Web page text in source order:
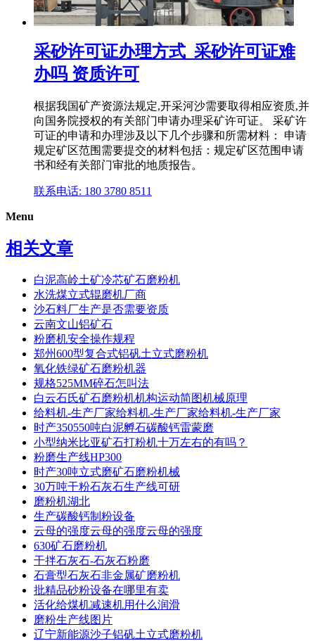
采砂许可证办理方式_采砂许可证难
办吗 资质许可
根据我国矿产资源法规定,开采河沙需要取得相应资质,并
向国务院授权的有关部门申请办理采矿许可证。 采矿许
可证的申请和办理涉及以下几个步骤和所需材料： 申请
规定矿区范围需要提交的材料包括：规定矿区范围申请
书和经有关部门审批的地质报告。
联系电话: 180 3780 8511
Menu
相关文章
白泥高岭土矿冷芯矿石磨粉机
水洗煤立式辊磨机厂商
沙石料厂生产是否需要资质
云南文山铝矿石
粉磨机安全操作规程
郑州600型复合式铝矾土立式磨粉机
氧化铁绿矿石磨粉机器
规格525MM碎石怎叫法
白云石氏矿石磨粉机机构运动简图机械原理
给料机-生产厂家给料机-生产厂家给料机-生产厂家
时产350550吨白泥孵石碳酸钙雷蒙磨
小型纳米比亚矿石打粉机十万左右的有吗？
粉磨生产线HP300
时产30吨立式磨矿石磨粉机械
30万吨干粉石灰石生产线可研
磨粉机湖北
生产碳酸钙制粉设备
云母的强度云母的强度云母的强度
630矿石磨粉机
干拌石灰石-石灰石粉磨
石膏型石灰石非金属矿磨粉机
批精品砂粉设备在哪里有卖
活化给煤机减速机用什么润滑
磨粉生产线图片
辽宁新能源沙子铝矾土立式磨粉机